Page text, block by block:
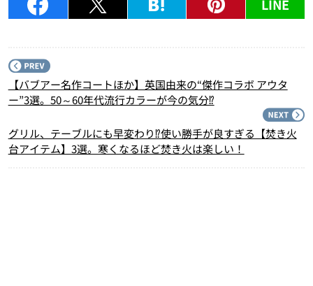
LINE
【バブアー名作コートほか】英国由来の“傑作コラボ アウタ
ー”3選。50～60年代流行カラーが今の気分⁉
グリル、テーブルにも早変わり⁉使い勝手が良すぎる【焚き火
台アイテム】3選。寒くなるほど焚き火は楽しい！